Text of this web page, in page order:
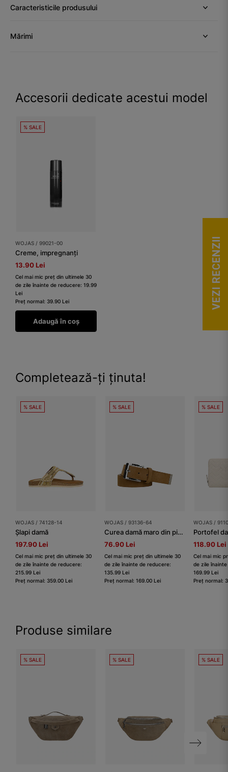
Caracteristicile produsului
Mărimi
Accesorii dedicate acestui model
% SALE
WOJAS / 99021-00
Creme, impregnanți
13.90 Lei
Cel mai mic preț din ultimele 30
de zile înainte de reducere: 19.99
Lei
Preț normal: 39.90 Lei
Adaugă în coș
Completează-ți ținuta!
% SALE
WOJAS / 74128-14
Șlapi damă
197.90 Lei
Cel mai mic preț din ultimele 30
de zile înainte de reducere:
215.99 Lei
Preț normal: 359.00 Lei
% SALE
WOJAS / 93136-64
Curea damă maro din piele split
76.90 Lei
Cel mai mic preț din ultimele 30
de zile înainte de reducere:
135.99 Lei
Preț normal: 169.00 Lei
% SALE
WOJAS /
118.90 Lei
Cel mai mic
de zile
169.99 Lei
Preț normal:
Produse similare
% SALE % SALE % SALE
VEZI RECENZII